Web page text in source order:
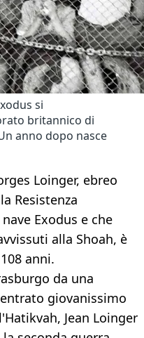
si
britannico di
anno dopo nasce
Loinger, ebreo
Resistenza
Exodus e che
alla Shoah, è
anni.
da una
giovanissimo
Jean Loinger